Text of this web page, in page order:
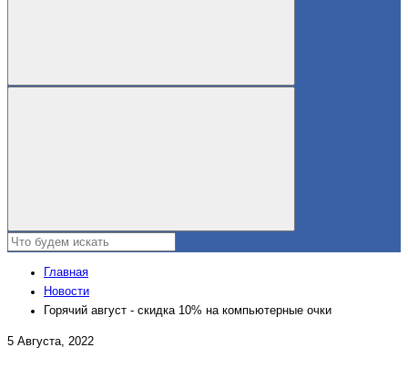
Главная
Новости
Горячий август - скидка 10% на компьютерные очки
5 Августа, 2022